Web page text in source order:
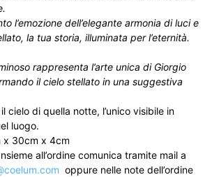
l’emozione dell’elegante armonia di luci e
la tua storia, illuminata per l’eternità.
rappresenta l’arte unica di Giorgio
il cielo stellato in una suggestiva
cielo di quella notte, l’unico visibile in
luogo.
x 30cm x 4cm
all’ordine comunica tramite mail a
oppure nelle note dell’ordine